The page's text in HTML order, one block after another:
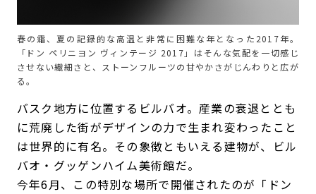
春の霜、夏の記録的な高温と非常に困難な年となった2017年。
「ドン ペリニヨン ヴィンテージ 2017」はそんな気配を一切感じ
させない繊細さと、ストーンフルーツの甘やかさがじんわりと広が
る。
バスク地方に位置するビルバオ。産業の衰退ととも
に荒廃した街がデザインの力で生まれ変わったこと
は世界的に有名。その象徴ともいえる建物が、ビル
バオ・グッゲンハイム美術館だ。
今年6月、この特別な場所で開催されたのが「ドン